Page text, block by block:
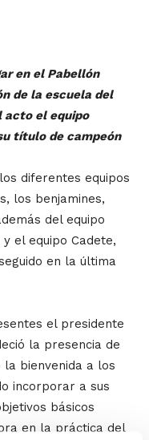
en el Pabellón
de la escuela del
acto el equipo
título de campeón
diferentes equipos
los benjamines,
del equipo
el equipo Cadete,
en la última
el presidente
la presencia de
la bienvenida a los
incorporar a sus
básicos
en la práctica del